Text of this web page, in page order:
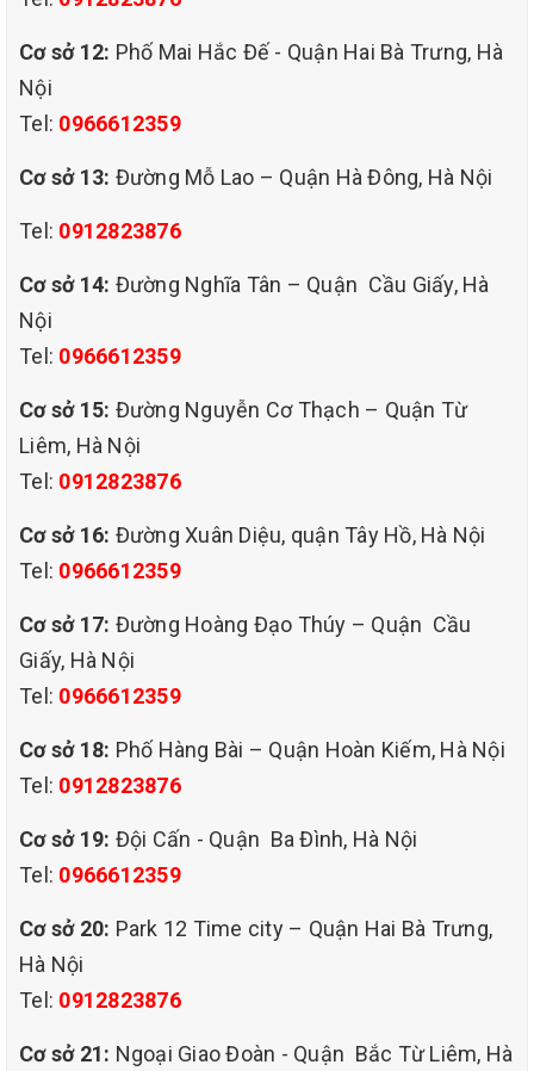
dịch vụ giặt rèm cửa
NAM TẠI QUẬN HAI BÀ TRƯNG HÀ NỘI.
mỉ và chi tiết. Điều này giúp cho tấm rèm của bạn sạch đẹp và lưu
giữ hương thơm lâu dài.
Bước 1. Tiếp nhận thông tin
Tư vấn và khảo sát thực tế. Hotline/Zalo: 0912 823 876 – 0966
Báo giá chi tiết.
Bước 2. Tiến hành giặt rèm
Tháo gỡ, phân loại theo chất liệu và chuyển về cơ sở giặt
Xấy khô và xả dầu thơm cho rèm
Bước 3. Lắp đặt rèm và nghiệm thu công việc
Vệ sinh, gia cố lại thanh treo
Lắp đặt rèm về vị trí ban đầu
Bàn giao và nghiệm thu công việc. Chỉ nhận thanh toán khi quý
khách đã hoàn toàn hài lòng.
Cơ sở 12: Phố Mai Hắc Đế - Quận Hai Bà Trưng, Hà
Nội
Tel: 0966612359
Cơ sở 13: Đường Mỗ Lao – Quận Hà Đông, Hà Nội
Tel: 0912823876
Cơ sở 14: Đường Nghĩa Tân – Quận Cầu Giấy, Hà
Nội
Tel: 0966612359
Cơ sở 15: Đường Nguyễn Cơ Thạch – Quận Từ
Liêm, Hà Nội
Tel: 0912823876
Cơ sở 16: Đường Xuân Diệu, quận Tây Hồ, Hà Nội
Tel: 0966612359
Cơ sở 17: Đường Hoàng Đạo Thúy – Quận Cầu
Giấy, Hà Nội
Tel: 0966612359
Cơ sở 18: Phố Hàng Bài – Quận Hoàn Kiếm, Hà Nội
Tel: 0912823876
Cơ sở 19: Đội Cấn - Quận Ba Đình, Hà Nội
Tel: 0966612359
Cơ sở 20: Park 12 Time city – Quận Hai Bà Trưng,
Hà Nội
Tel: 0912823876
Cơ sở 21: Ngoại Giao Đoàn - Quận Bắc Từ Liêm, Hà